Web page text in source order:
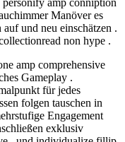
Manöver es
und neu einschätzen .
non hype .
amp comprehensive
Gameplay .
für jedes
folgen tauschen in
Engagement
exklusiv